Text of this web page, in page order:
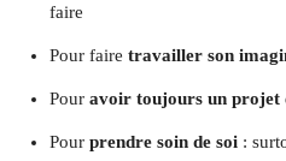
faire
Pour faire travailler son
Pour avoir toujours un projet
Pour prendre soin de soi :